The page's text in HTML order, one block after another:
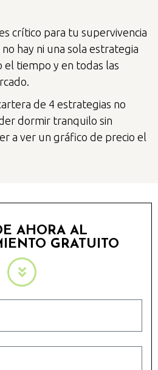
crítico para tu supervivencia
hay ni una sola estrategia
tiempo y en todas las
de 4 estrategias no
dormir tranquilo sin
a ver un gráfico de precio el
AHORA AL
GRATUITO